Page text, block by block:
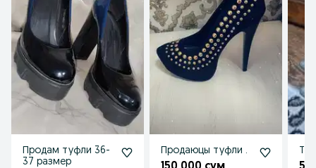
Продам туфли 36-
37 размер
Продаюцы туфли .